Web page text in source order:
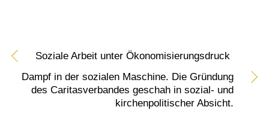
Soziale Arbeit unter Ökonomisierungsdruck
Dampf in der sozialen Maschine. Die Gründung
des Caritasverbandes geschah in sozial- und
kirchenpolitischer Absicht.